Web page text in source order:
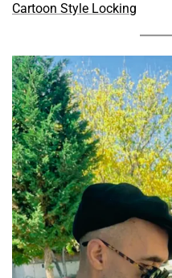
Cartoon Style Locking